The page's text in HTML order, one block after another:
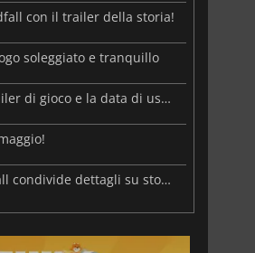
con il trailer della storia!
soleggiato e tranquillo
Annunciato il nuovo trailer di gioco e la data di uscita di Redfall
Il nuovo trailer di Redfall condivide dettagli su storia e gameplay